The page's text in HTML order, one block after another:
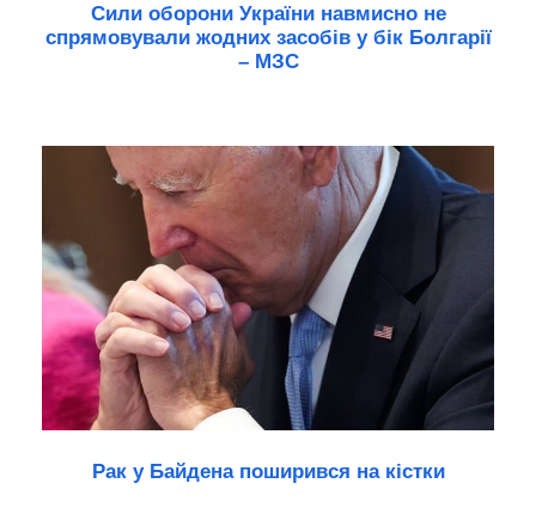
Сили оборони України навмисно не
спрямовували жодних засобів у бік Болгарії
– МЗС
Рак у Байдена поширився на кістки